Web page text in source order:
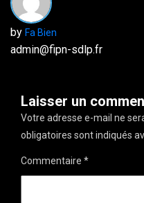
by Fa Bien
admin@fipn-sdlp.fr
Laisser un
Votre adresse e-mail ne
obligatoires sont indiqués
Commentaire *